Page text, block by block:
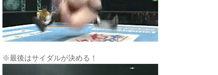
※最後はサイダルが決める！